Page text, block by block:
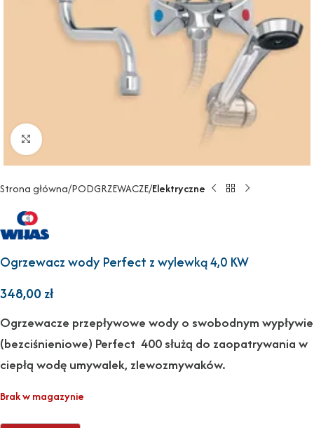
Powiększ
Strona główna PODGRZEWACZE Elektryczne
Ogrzewacz wody Perfect z wylewką 4,0 KW
348,00zł
Ogrzewacze przepływowe wody o swobodnym wypływie
(bezciśnieniowe) Perfect 400 służą do zaopatrywania w
ciepłą wodę umywalek, zlewozmywaków.
Brak w magazynie